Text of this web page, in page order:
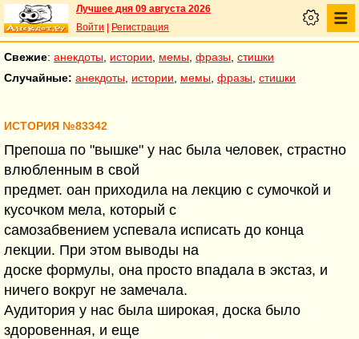
Лучшее дня 09 августа 2026
Войти
Регистрация
Свежие: анекдоты истории мемы фразы стишки
Случайные: анекдоты истории мемы фразы стишки
ИСТОРИЯ №83342
Препоша по "вышке" у нас была человек, страстно
влюбленным в свой
предмет. оан приходила на лекцию с сумочкой и
кусочком мела, который с
самозабвением успевала исписать до конца
лекции. При этом выводы на
доске формулы, она просто впадала в экстаз, и
ничего вокруг не замечала.
Аудитория у нас была широкая, доска было
здоровенная, и еще